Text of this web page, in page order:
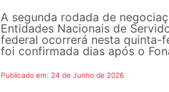
A segunda rodada de
Entidades Nacionais de
federal ocorrerá nesta quinta-
foi confirmada dias após o
Publicado em: 24 de Junho de 2026